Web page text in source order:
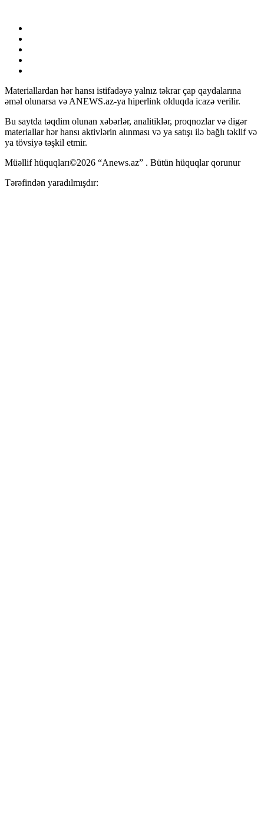
Materiallardan hər hansı istifadəyə yalnız təkrar çap qaydalarına
əməl olunarsa və ANEWS.az-ya hiperlink olduqda icazə verilir.
Bu saytda təqdim olunan xəbərlər, analitiklər, proqnozlar və digər
materiallar hər hansı aktivlərin alınması və ya satışı ilə bağlı təklif və
ya tövsiyə təşkil etmir.
Müəllif hüquqları©2026 “Anews.az” . Bütün hüquqlar qorunur
Tərəfindən yaradılmışdır: